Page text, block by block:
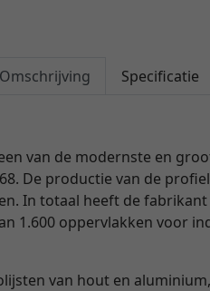
Omschrijving Specificatie
van de modernste en
De productie van de
In totaal heeft de
1.600 oppervlakken voor
van hout en